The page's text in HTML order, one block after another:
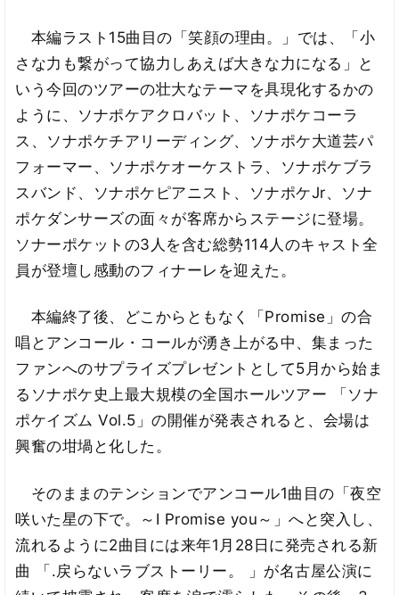
本編ラスト15曲目の「笑顔の理由。」では、「小
さな力も繋がって協力しあえば大きな力になる」と
いう今回のツアーの壮大なテーマを具現化するかの
ように、ソナポケアクロバット、ソナポケコーラ
ス、ソナポケチアリーディング、ソナポケ大道芸パ
フォーマー、ソナポケオーケストラ、ソナポケブラ
スバンド、ソナポケピアニスト、ソナポケJr、ソナ
ポケダンサーズの面々が客席からステージに登場。
ソナーポケットの3人を含む総勢114人のキャスト全
員が登壇し感動のフィナーレを迎えた。
本編終了後、どこからともなく「Promise」の合
唱とアンコール・コールが湧き上がる中、集まった
ファンへのサプライズプレゼントとして5月から始ま
るソナポケ史上最大規模の全国ホールツアー 「ソナ
ポケイズム Vol.5」の開催が発表されると、会場は
興奮の坩堝と化した。
そのままのテンションでアンコール1曲目の「夜空
咲いた星の下で。～I Promise you～」へと突入し、
流れるように2曲目には来年1月28日に発売される新
曲 「.戻らないラブストーリー。 」が名古屋公演に